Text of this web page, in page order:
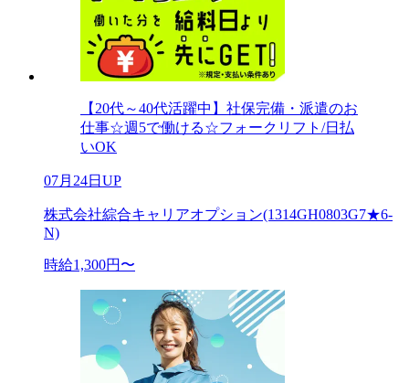
【20代～40代活躍中】社保完備・派遣のお
仕事☆週5で働ける☆フォークリフト/日払
いOK
07月24日UP
株式会社綜合キャリアオプション(1314GH0803G7★6-
N)
時給1,300円〜